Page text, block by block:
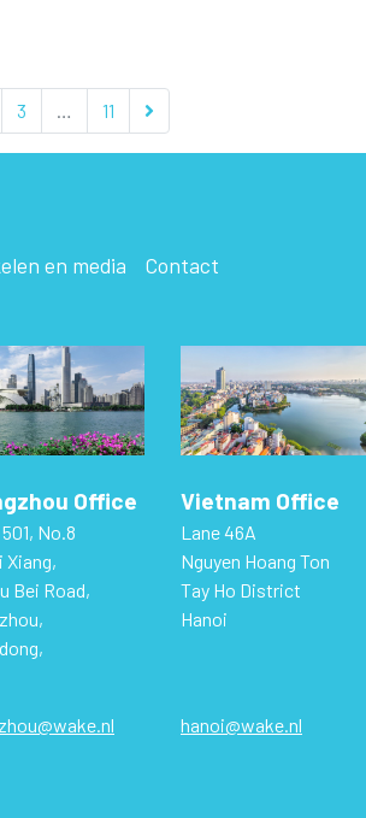
3 … 11
en media Contact
Office
No.8
Xiang,
Bei Road,
Vietnam Office
Lane 46A
Nguyen Hoang Ton
Tay Ho District
Hanoi
hanoi@wake.nl